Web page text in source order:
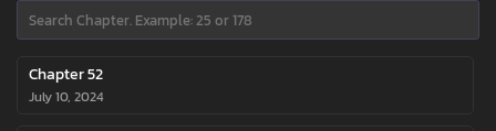
Chapter 52
July 10, 2024